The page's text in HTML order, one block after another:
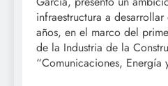
infraestructura a
años, en el marco del
de la Industria de la
“Comunicaciones, Energía